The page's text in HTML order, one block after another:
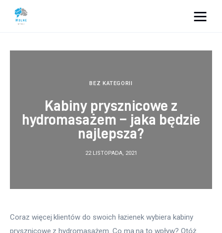
Dom i ogród
Więcej
BEZ KATEGORII
Kabiny prysznicowe z
hydromasażem – jaka będzie
najlepsza?
22 LISTOPADA, 2021
Coraz więcej klientów do swoich łazienek wybiera kabiny
prysznicowe z hydromasażem. Co ma na to wpływ? Otóż